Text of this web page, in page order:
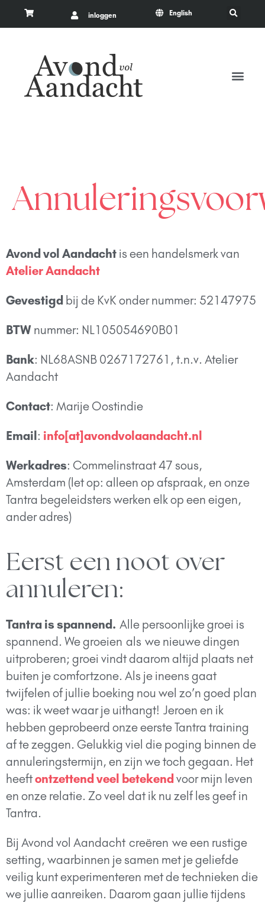
inloggen English
Avond vol Aandacht is een handelsmerk van
Atelier Aandacht
Gevestigd bij de KvK onder nummer: 52147975
BTW nummer: NL105054690B01
Bank: NL68ASNB 0267172761, t.n.v. Atelier
Aandacht
Contact: Marije Oostindie
Email: info[at]avondvolaandacht.nl
Werkadres: Commelinstraat 47 sous,
Amsterdam (let op: alleen op afspraak, en onze
Tantra begeleidsters werken elk op een eigen,
ander adres)
Eerst een noot over
annuleren:
Tantra is spannend. Alle persoonlijke groei is
spannend. We groeien als we nieuwe dingen
uitproberen; groei vindt daarom altijd plaats net
buiten je comfortzone. Als je ineens gaat
twijfelen of jullie boeking nou wel zo’n goed plan
was: ik weet waar je uithangt! Jeroen en ik
hebben geprobeerd onze eerste Tantra training
af te zeggen. Gelukkig viel die poging binnen de
annuleringstermijn, en zijn we toch gegaan. Het
heeftontzettend veel betekendvoor mijn leven
en onze relatie. Zo veel dat ik nu zelf les geef in
Tantra.
Bij Avond vol Aandacht creëren we een rustige
setting, waarbinnen je samen met je geliefde
veilig kunt experimenteren met de technieken die
we jullie aanreiken. Daarom gaan jullie tijdens